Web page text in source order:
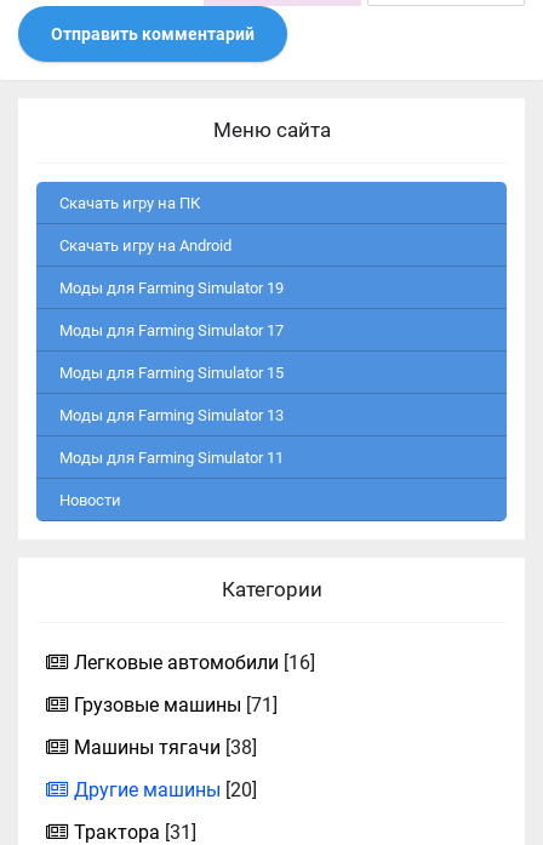
Отправить комментарий
Меню сайта
Скачать игру на ПК
Скачать игру на Android
Моды для Farming Simulator 19
Моды для Farming Simulator 17
Моды для Farming Simulator 15
Моды для Farming Simulator 13
Моды для Farming Simulator 11
Новости
Категории
Легковые автомобили [16]
Грузовые машины [71]
Машины тягачи [38]
Другие машины [20]
Трактора [31]